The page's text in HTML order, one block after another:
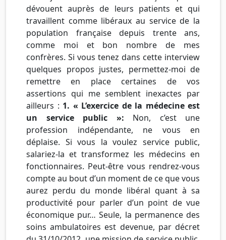
dévouent auprès de leurs patients et qui
travaillent comme libéraux au service de la
population française depuis trente ans,
comme moi et bon nombre de mes
confrères. Si vous tenez dans cette interview
quelques propos justes, permettez-moi de
remettre en place certaines de vos
assertions qui me semblent inexactes par
ailleurs : 1. « L’exercice de la médecine est
un service public »: Non, c’est une
profession indépendante, ne vous en
déplaise. Si vous la voulez service public,
salariez-la et transformez les médecins en
fonctionnaires. Peut-être vous rendrez-vous
compte au bout d’un moment de ce que vous
aurez perdu du monde libéral quant à sa
productivité pour parler d’un point de vue
économique pur… Seule, la permanence des
soins ambulatoires est devenue, par décret